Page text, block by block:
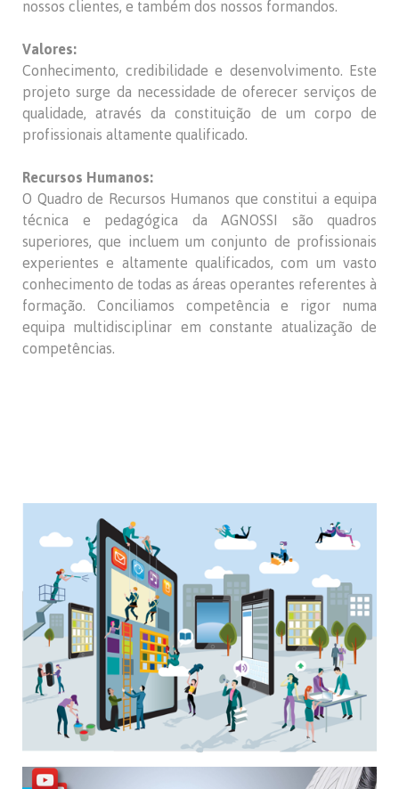
nossos clientes, e também dos nossos formandos.
Valores:
Conhecimento, credibilidade e desenvolvimento. Este
projeto surge da necessidade de oferecer serviços de
qualidade, através da constituição de um corpo de
profissionais altamente qualificado.
Recursos Humanos:
O Quadro de Recursos Humanos que constitui a equipa
técnica e pedagógica da AGNOSSI são quadros
superiores, que incluem um conjunto de profissionais
experientes e altamente qualificados, com um vasto
conhecimento de todas as áreas operantes referentes à
formação. Conciliamos competência e rigor numa
equipa multidisciplinar em constante atualização de
competências.